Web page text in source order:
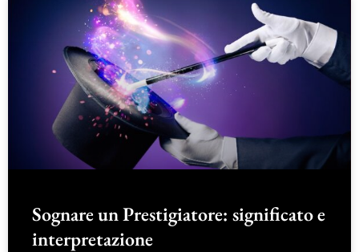
Sognare un Prestigiatore: significato e
interpretazione